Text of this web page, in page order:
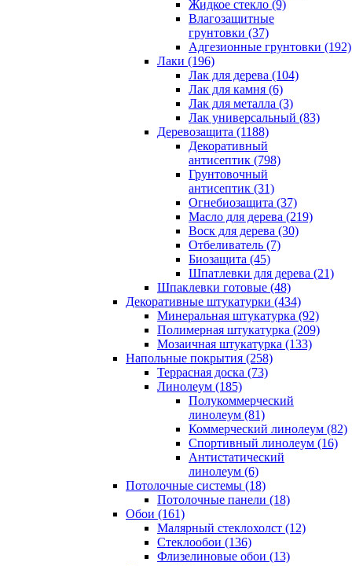
Жидкое стекло (9)
Влагозащитные
грунтовки (37)
Адгезионные грунтовки (192)
Лаки (196)
Лак для дерева (104)
Лак для камня (6)
Лак для металла (3)
Лак универсальный (83)
Деревозащита (1188)
Декоративный
антисептик (798)
Грунтовочный
антисептик (31)
Огнебиозащита (37)
Масло для дерева (219)
Воск для дерева (30)
Отбеливатель (7)
Биозащита (45)
Шпатлевки для дерева (21)
Шпаклевки готовые (48)
Декоративные штукатурки (434)
Минеральная штукатурка (92)
Полимерная штукатурка (209)
Мозаичная штукатурка (133)
Напольные покрытия (258)
Террасная доска (73)
Линолеум (185)
Полукоммерческий
линолеум (81)
Коммерческий линолеум (82)
Спортивный линолеум (16)
Антистатический
линолеум (6)
Потолочные системы (18)
Потолочные панели (18)
Обои (161)
Малярный стеклохолст (12)
Стеклообои (136)
Флизелиновые обои (13)